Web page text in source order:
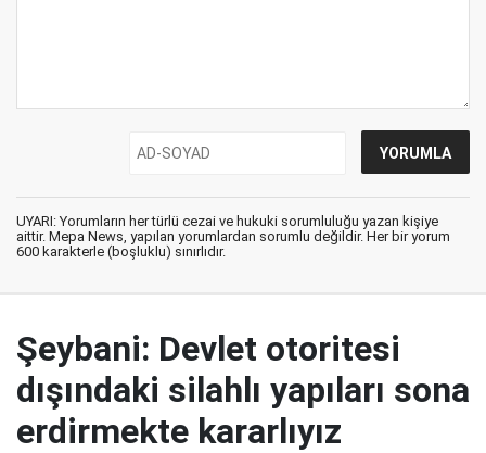
UYARI: Yorumların her türlü cezai ve hukuki sorumluluğu yazan kişiye
aittir. Mepa News, yapılan yorumlardan sorumlu değildir. Her bir yorum
600 karakterle (boşluklu) sınırlıdır.
Şeybani: Devlet otoritesi
dışındaki silahlı yapıları sona
erdirmekte kararlıyız